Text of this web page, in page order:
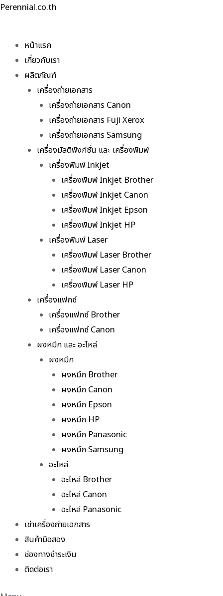
Skip
Perennial.co.th
หน้าแรก
เกี่ยวกับเรา
ผลิตภัณฑ์
เครื่องถ่ายเอกสาร
เครื่องถ่ายเอกสาร Canon
เครื่องถ่ายเอกสาร Fuji Xerox
เครื่องถ่ายเอกสาร Samsung
เครื่องมัลติฟังก์ชั่น และ เครื่องพิมพ์
เครื่องพิมพ์ Inkjet
เครื่องพิมพ์ Inkjet Brother
เครื่องพิมพ์ Inkjet Canon
เครื่องพิมพ์ Inkjet Epson
เครื่องพิมพ์ Inkjet HP
เครื่องพิมพ์ Laser
เครื่องพิมพ์ Laser Brother
เครื่องพิมพ์ Laser Canon
เครื่องพิมพ์ Laser HP
เครื่องแฟกซ์
เครื่องแฟกซ์ Brother
เครื่องแฟกซ์ Canon
ผงหมึก และ อะไหล่
ผงหมึก
ผงหมึก Brother
ผงหมึก Canon
ผงหมึก Epson
ผงหมึก HP
ผงหมึก Panasonic
ผงหมึก Samsung
อะไหล่
อะไหล่ Brother
อะไหล่ Canon
อะไหล่ Panasonic
เช่าเครื่องถ่ายเอกสาร
สินค้ามือสอง
ช่องทางชำระเงิน
ติดต่อเรา